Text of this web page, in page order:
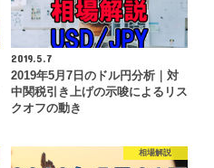
2019.5.7
2019年5月7日のドル円分析｜対
中関税引き上げの示唆によるリス
クオフの動き
相場解説